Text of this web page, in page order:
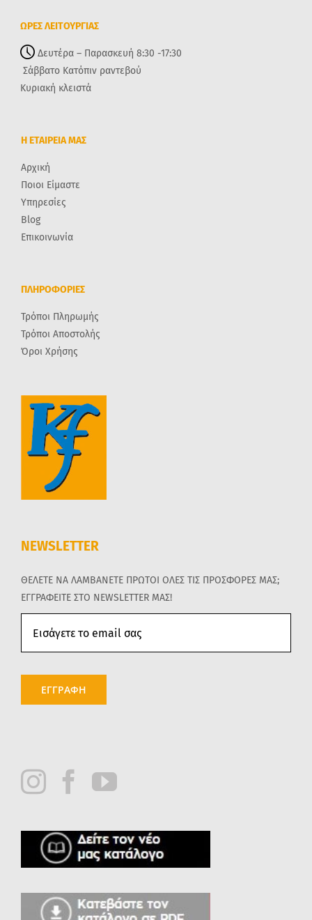
ΩΡΕΣ ΛΕΙΤΟΥΡΓΙΑΣ
Δευτέρα – Παρασκευή 8:30 -17:30
Σάββατο Κατόπιν ραντεβού
Κυριακή κλειστά
Η ΕΤΑΙΡΕΙΑ ΜΑΣ
Αρχική
Ποιοι Είμαστε
Υπηρεσίες
Blog
Επικοινωνία
ΠΛΗΡΟΦΟΡΙΕΣ
Τρόποι Πληρωμής
Τρόποι Αποστολής
Όροι Χρήσης
NEWSLETTER
ΘΕΛΕΤΕ ΝΑ ΛΑΜΒΑΝΕΤΕ ΠΡΩΤΟΙ ΟΛΕΣ ΤΙΣ ΠΡΟΣΦΟΡΕΣ ΜΑΣ;
ΕΓΓΡΑΦΕΙΤΕ ΣΤΟ NEWSLETTER ΜΑΣ!
ΕΓΓΡΑΦΗ